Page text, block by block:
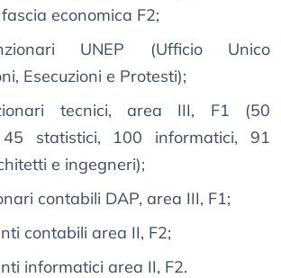
economica F2;
UNEP (Ufficio Unico
Esecuzioni e Protesti);
tecnici, area III, F1 (50
45 statistici, 100 informatici, 91
e ingegneri);
contabili DAP, area III, F1;
contabili area II, F2;
informatici area II, F2.